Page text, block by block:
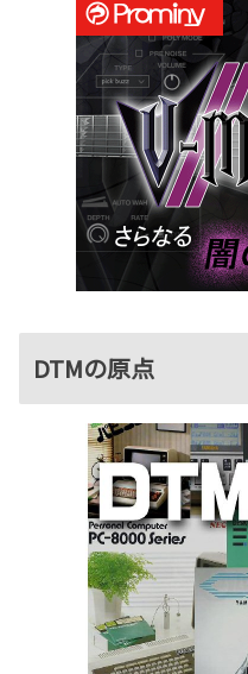
DTMの原点